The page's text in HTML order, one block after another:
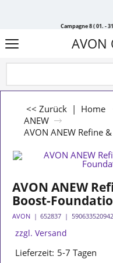
Campagne 8 ( 01. -
AVON
<< Zurück | Home
ANEW
AVON ANEW Refine
AVON ANEW
Boost-
AVON 652837
zzgl. Versand
Lieferzeit: 5-7 Tagen